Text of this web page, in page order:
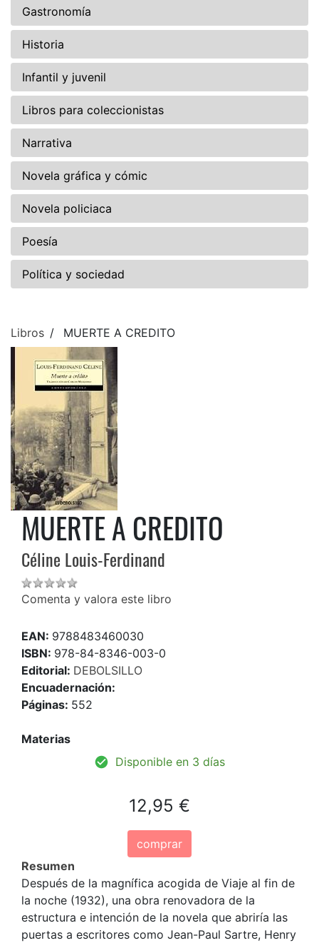
Gastronomía
Historia
Infantil y juvenil
Libros para coleccionistas
Narrativa
Novela gráfica y cómic
Novela policiaca
Poesía
Política y sociedad
Libros MUERTE A CREDITO
MUERTE A CREDITO
Céline Louis-Ferdinand
Comenta y valora este libro
EAN: 9788483460030
ISBN: 978-84-8346-003-0
Editorial: DEBOLSILLO
Encuadernación:
Páginas: 552
Materias
Disponible en 3 días
12,95 €
comprar
Resumen
Después de la magnífica acogida de Viaje al fin de
la noche (1932), una obra renovadora de la
estructura e intención de la novela que abriría las
puertas a escritores como Jean-Paul Sartre, Henry